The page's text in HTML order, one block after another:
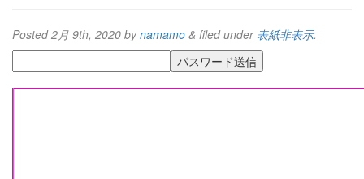
Posted2月 9th, 2020 bynamamo & filed under 表紙非表示.